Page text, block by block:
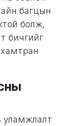
багцын
болж,
бичгийг
уламжлалт